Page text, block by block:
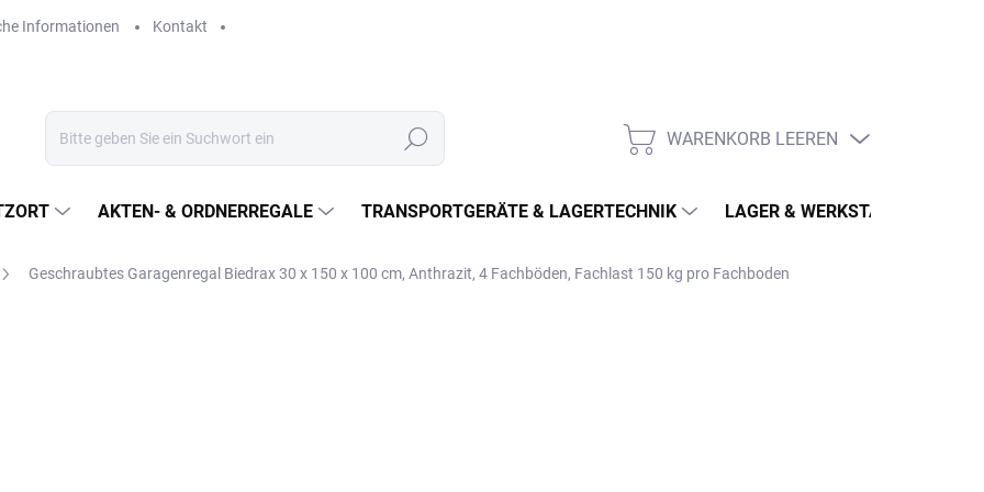
Informationen Kontakt
Suchen WARENKORB
WARENKORB LEEREN
AKTEN- & ORDNERREGALE TRANSPORTGERÄTE & LAGERTECHNIK LAGER & WERKSTATT
Geschraubtes Garagenregal Biedrax 30 x 150 x 100 cm, Anthrazit, 4 Fachböden, Fachlast 150 kg pro Fachboden